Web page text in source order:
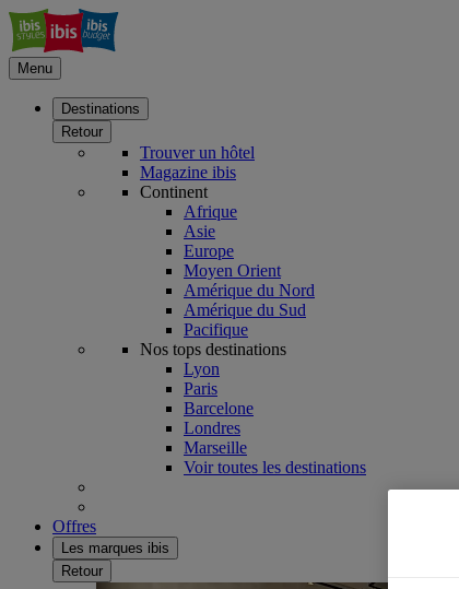
Menu
Destinations
Retour
Trouver un hôtel
Magazine ibis
Continent
Afrique
Asie
Europe
Moyen Orient
Amérique du Nord
Amérique du Sud
Pacifique
Nos tops destinations
Lyon
Paris
Barcelone
Londres
Marseille
Voir toutes les destinations
Offres
Les marques ibis
Retour